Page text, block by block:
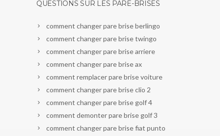
QUESTIONS SUR LES PARE-BRISES
comment changer pare brise berlingo
comment changer pare brise twingo
comment changer pare brise arriere
comment changer pare brise ax
comment remplacer pare brise voiture
comment changer pare brise clio 2
comment changer pare brise golf 4
comment demonter pare brise golf 3
comment changer pare brise fiat punto